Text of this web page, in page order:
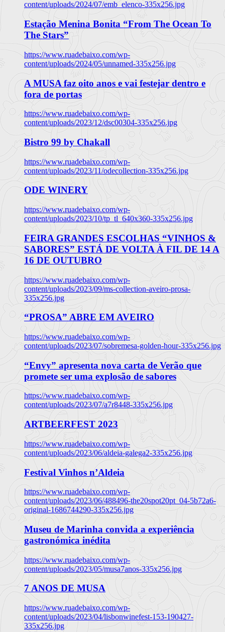
content/uploads/2024/07/emb_elenco-335x256.jpg
Estação Menina Bonita “From The Ocean To
The Stars”
https://www.ruadebaixo.com/wp-
content/uploads/2024/05/unnamed-335x256.jpg
A MUSA faz oito anos e vai festejar dentro e
fora de portas
https://www.ruadebaixo.com/wp-
content/uploads/2023/12/dsc00304-335x256.jpg
Bistro 99 by Chakall
https://www.ruadebaixo.com/wp-
content/uploads/2023/11/odecollection-335x256.jpg
ODE WINERY
https://www.ruadebaixo.com/wp-
content/uploads/2023/10/tp_tl_640x360-335x256.jpg
FEIRA GRANDES ESCOLHAS “VINHOS &
SABORES” ESTÁ DE VOLTA À FIL DE 14 A
16 DE OUTUBRO
https://www.ruadebaixo.com/wp-
content/uploads/2023/09/ms-collection-aveiro-prosa-
335x256.jpg
“PROSA” ABRE EM AVEIRO
https://www.ruadebaixo.com/wp-
content/uploads/2023/07/sobremesa-golden-hour-335x256.jpg
“Envy” apresenta nova carta de Verão que
promete ser uma explosão de sabores
https://www.ruadebaixo.com/wp-
content/uploads/2023/07/a7r8448-335x256.jpg
ARTBEERFEST 2023
https://www.ruadebaixo.com/wp-
content/uploads/2023/06/aldeia-galega2-335x256.jpg
Festival Vinhos n’Aldeia
https://www.ruadebaixo.com/wp-
content/uploads/2023/06/488496-the20spot20pt_04-5b72a6-
original-1686744290-335x256.jpg
Museu de Marinha convida a experiência
gastronómica inédita
https://www.ruadebaixo.com/wp-
content/uploads/2023/05/musa7anos-335x256.jpg
7 ANOS DE MUSA
https://www.ruadebaixo.com/wp-
content/uploads/2023/04/lisbonwinefest-153-190427-
335x256.jpg